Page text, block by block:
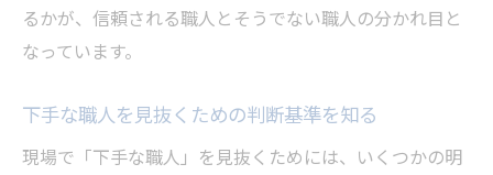
仕事ができる基準と口だけ職人の限界
発信力よりも成果重視な現場のリアリティ
発信力より成果を重視する現場の理由を解
明
るかが、信頼される職人とそうでない職人の分かれ目と
なっています。
下手な職人を見抜くための判断基準を知る
現場で「下手な職人」を見抜くためには、いくつかの明